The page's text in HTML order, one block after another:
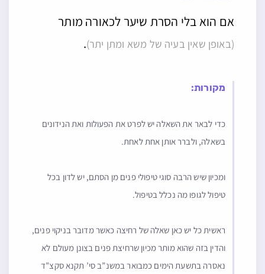
אם הוא בלי הסרת שיער לכאורה מותר
(באופן שאין בעיה של משא ומתן יתר).
מקורות:
כדי לבאר את השאלה יש לפרט את הפעולות ואת הנידונים
בשאלה, ולברר אותן אחת לאחת.
ומכיון שיש הרבה סוגי טיפולי פנים מן הסתם, יש לדון בכל
טיפול לגופו מה נכלל בטיפול.
ראשית כל יש כאן שאלה של רחיצה כאשר מדובר בניקוי פנים,
והדין בזה שהוא מותר מכיון שרחיצת פנים בצונן מעולם לא
נאסרה בתשעת הימים כמבואר במשנ”ב סי’ תקנא סקצ”ד